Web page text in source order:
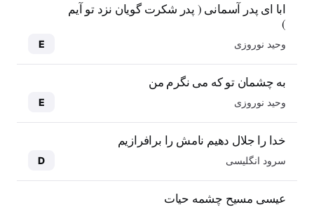
ابا ای پدر آسمانی ( پدر شکرت گویان نزد تو آیم
)
وحید نوروزی E
به چشمان تو که می نگرم من
وحید نوروزی E
خدا را جلال دهیم نامش را برافرازیم
سرود انگلیسی D
عیسی مسیح چشمه حیات